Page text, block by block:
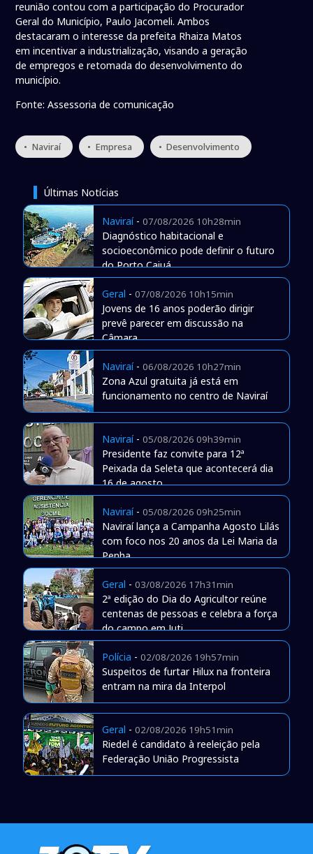
reunião contou com a participação do Procurador
Geral do Município, Paulo Jacomeli. Ambos
destacaram o interesse da prefeita Rhaiza Matos
em incentivar a industrialização, visando a geração
de empregos e retomada do desenvolvimento do
município.
Fonte: Assessoria de comunicação
• Naviraí • Empresa • Desenvolvimento
Últimas Notícias
Naviraí- 07/08/2026 10h28min
Diagnóstico habitacional e
socioeconômico pode definir o futuro
do Porto Caiuá
Geral - 07/08/2026 10h15min
Jovens de 16 anos poderão dirigir
prevê parecer em discussão na
Câmara
Naviraí- 06/08/2026 10h27min
Zona Azul gratuita já está em
funcionamento no centro de Naviraí
Naviraí- 05/08/2026 09h39min
Presidente faz convite para 12ª
Peixada da Seleta que acontecerá dia
16 de agosto
Naviraí- 05/08/2026 09h25min
Naviraí lança a Campanha Agosto Lilás
com foco nos 20 anos da Lei Maria da
Penha
Geral - 03/08/2026 17h31min
2ª edição do Dia do Agricultor reúne
centenas de pessoas e celebra a força
do campo em Juti
Polícia - 02/08/2026 19h57min
Suspeitos de furtar Hilux na fronteira
entram na mira da Interpol
Geral - 02/08/2026 19h51min
Riedel é candidato à reeleição pela
Federação União Progressista